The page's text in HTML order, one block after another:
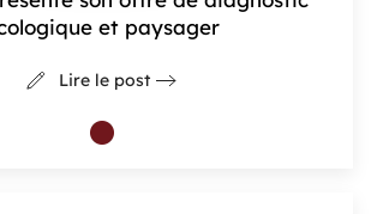
et paysager
Lire le post